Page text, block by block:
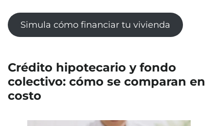
Simula cómo financiar tu vivienda
Crédito hipotecario y fondo
colectivo: cómo se comparan en
costo